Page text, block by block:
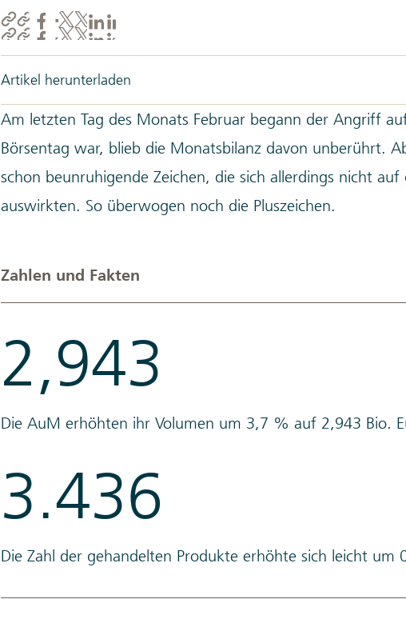
Artikel herunterladen
Am letzten Tag des Monats Februar begann der Angriff
Börsentag war, blieb die Monatsbilanz davon unberührt.
schon beunruhigende Zeichen, die sich allerdings nicht
auswirkten. So überwogen noch die Pluszeichen.
Zahlen und Fakten
2,943
Die AuM erhöhten ihr Volumen um 3,7 % auf 2,943 Bio.
3.436
Die Zahl der gehandelten Produkte erhöhte sich leicht um